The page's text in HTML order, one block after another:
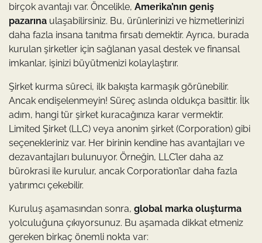
birçok avantajı var. Öncelikle, Amerika’nın geniş
pazarına ulaşabilirsiniz. Bu, ürünlerinizi ve hizmetlerinizi
daha fazla insana tanıtma fırsatı demektir. Ayrıca, burada
kurulan şirketler için sağlanan yasal destek ve finansal
imkanlar, işinizi büyütmenizi kolaylaştırır.
Şirket kurma süreci, ilk bakışta karmaşık görünebilir.
Ancak endişelenmeyin! Süreç aslında oldukça basittir. İlk
adım, hangi tür şirket kuracağınıza karar vermektir.
Limited Şirket (LLC) veya anonim şirket (Corporation) gibi
seçenekleriniz var. Her birinin kendine has avantajları ve
dezavantajları bulunuyor. Örneğin, LLC’ler daha az
bürokrasi ile kurulur, ancak Corporation’lar daha fazla
yatırımcı çekebilir.
Kuruluş aşamasından sonra, global marka oluşturma
yolculuğuna çıkıyorsunuz. Bu aşamada dikkat etmeniz
gereken birkaç önemli nokta var: